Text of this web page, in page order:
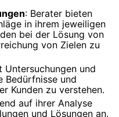
: Berater bieten
in ihrem jeweiligen
bei der Lösung von
von Zielen zu
Untersuchungen und
Bedürfnisse und
Kunden zu verstehen.
auf ihrer Analyse
und Lösungen an.